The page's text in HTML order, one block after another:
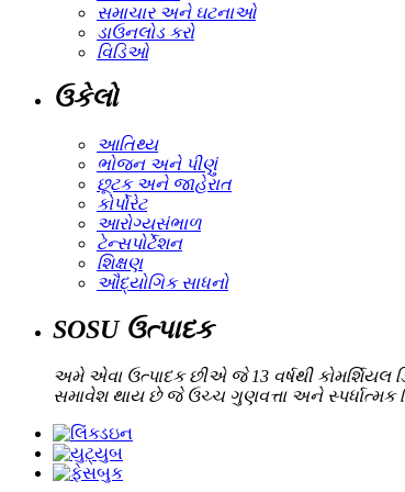
સમાચાર અને ઘટનાઓ
ડાઉનલોડ કરો
વિડિઓ
ઉકેલો
આતિથ્ય
ભોજન અને પીણું
છૂટક અને જાહેરાત
કોર્પોરેટ
આરોગ્યસંભાળ
ટેન્સપોર્ટેશન
શિક્ષણ
ઔદ્યોગિક સાધનો
SOSU ઉત્પાદક
અમે એવા ઉત્પાદક છીએ જે 13 વર્ષથી કોમર્શિયલ
સમાવેશ થાય છે જે ઉચ્ચ ગુણવત્તા અને